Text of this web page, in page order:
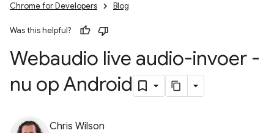
Chrome for Developers Blog
Was this helpful?
Webaudio live audio-invoer -
nu op Android
Chris Wilson